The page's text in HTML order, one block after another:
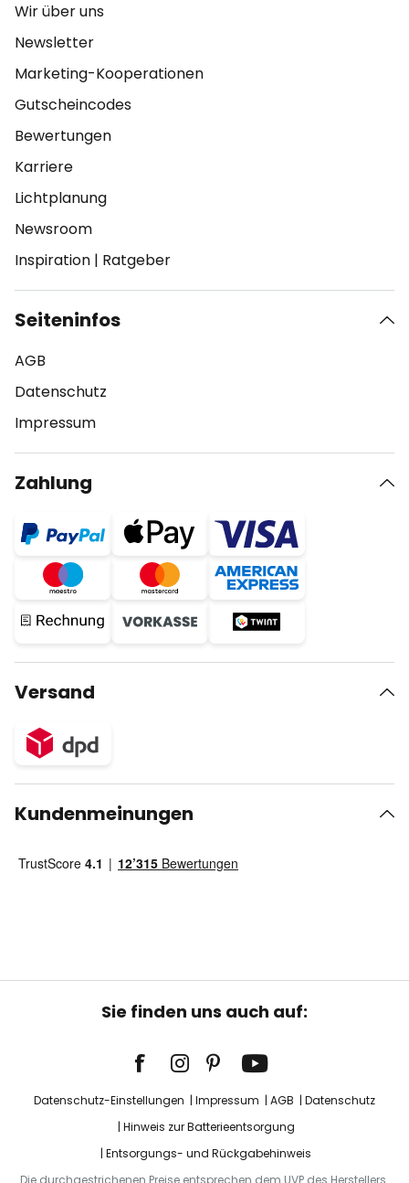
Wir über uns
Newsletter
Marketing-Kooperationen
Gutscheincodes
Bewertungen
Karriere
Lichtplanung
Newsroom
Inspiration | Ratgeber
Seiteninfos
AGB
Datenschutz
Impressum
Zahlung
Versand
Kundenmeinungen
Sie finden uns auch auf:
Datenschutz-Einstellungen Impressum AGB
Datenschutz
Hinweis zur Batterieentsorgung
Entsorgungs- und Rückgabehinweis
Die durchgestrichenen Preise entsprechen dem UVP des Herstellers.